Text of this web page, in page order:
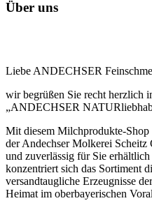
Über uns
Liebe ANDECHSER
wir begrüßen Sie recht herzlich
„ANDECHSER
Mit diesem Milchprodukte-
der Andechser Molkerei
und zuverlässig für Sie
konzentriert sich das Sortiment
versandtaugliche Erzeugnisse
Heimat im oberbayerischen